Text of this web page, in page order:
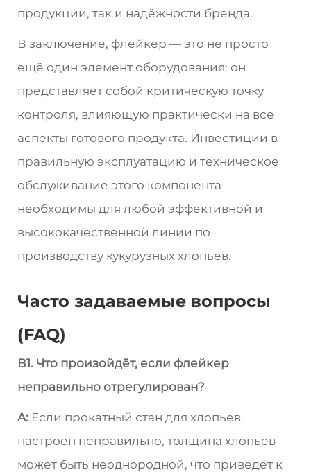
продукции, так и надёжности бренда.
В заключение, флейкер — это не просто
ещё один элемент оборудования: он
представляет собой критическую точку
контроля, влияющую практически на все
аспекты готового продукта. Инвестиции в
правильную эксплуатацию и техническое
обслуживание этого компонента
необходимы для любой эффективной и
высококачественной линии по
производству кукурузных хлопьев.
Часто задаваемые вопросы
(FAQ)
В1. Что произойдёт, если флейкер
неправильно отрегулирован?
A: Если прокатный стан для хлопьев
настроен неправильно, толщина хлопьев
может быть неоднородной, что приведёт к